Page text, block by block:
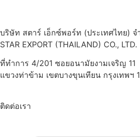
บริษัท สตาร์ เอ็กซ์พอร์ท (ประเทศไทย) จ
STAR EXPORT (THAILAND) CO., LTD.
ที่ทำการ 4/201 ซอยอนามัยงามเจริญ 11
แขวงท่าข้าม เขตบางขุนเทียน กรุงเทพฯ
ติดต่อเรา